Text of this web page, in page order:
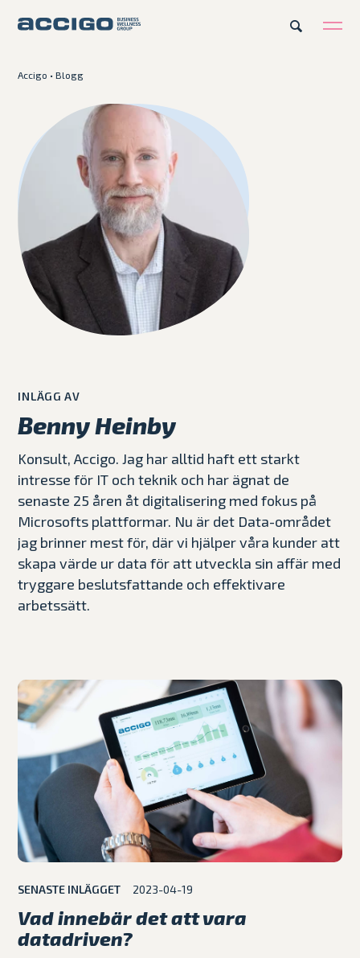
Erbjudande
Plattformar
Kunskapsbank
Om Accigo
Accigo •Blogg
INLÄGG AV
Benny Heinby
Konsult, Accigo. Jag har alltid haft ett starkt
intresse för IT och teknik och har ägnat de
senaste 25 åren åt digitalisering med fokus på
Microsofts plattformar. Nu är det Data-området
jag brinner mest för, där vi hjälper våra kunder att
skapa värde ur data för att utveckla sin affär med
tryggare beslutsfattande och effektivare
arbetssätt.
SENASTE INLÄGGET 2023-04-19
Vad innebär det att vara
datadriven?